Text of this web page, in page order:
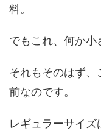
料。
でもこれ、何か小
それもそのはず、
前なのです。
レギュラーサイ